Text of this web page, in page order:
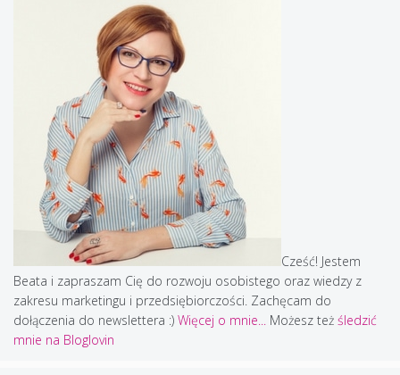
Cześć! Jestem
Beata i zapraszam Cię do rozwoju osobistego oraz wiedzy z
zakresu marketingu i przedsiębiorczości. Zachęcam do
dołączenia do newslettera :) Więcej o mnie... Możesz też śledzić
mnie na Bloglovin